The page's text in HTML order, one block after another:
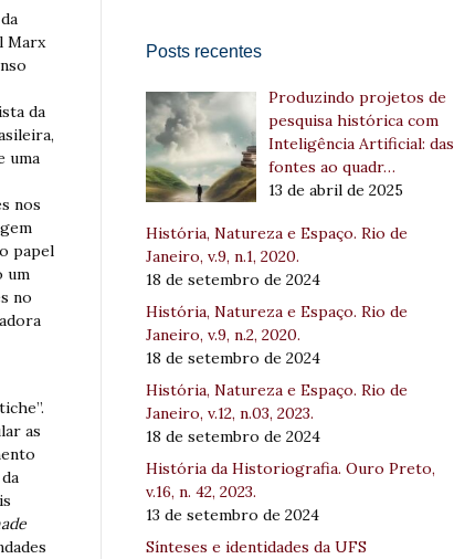
Marx
da
uma
nos
papel
um
no
as
Posts recentes
Produzindo projetos de
pesquisa histórica com
Inteligência Artificial: das
fontes ao quadr…
13 de abril de 2025
História, Natureza e Espaço. Rio de
Janeiro, v.9, n.1, 2020.
18 de setembro de 2024
História, Natureza e Espaço. Rio de
Janeiro, v.9, n.2, 2020.
18 de setembro de 2024
História, Natureza e Espaço. Rio de
Janeiro, v.12, n.03, 2023.
18 de setembro de 2024
História da Historiografia. Ouro Preto,
v.16, n. 42, 2023.
13 de setembro de 2024
Sínteses e identidades da UFS